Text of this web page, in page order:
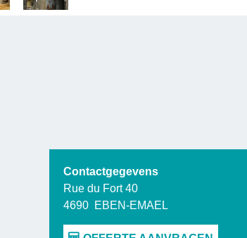
Contactgegevens
Rue du Fort 40
4690 EBEN-EMAEL